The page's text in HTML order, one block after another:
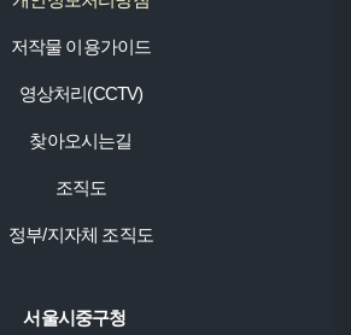
저작물 이용가이드
영상처리(CCTV)
찾아오시는길
조직도
정부/지자체 조직도
서울시중구청